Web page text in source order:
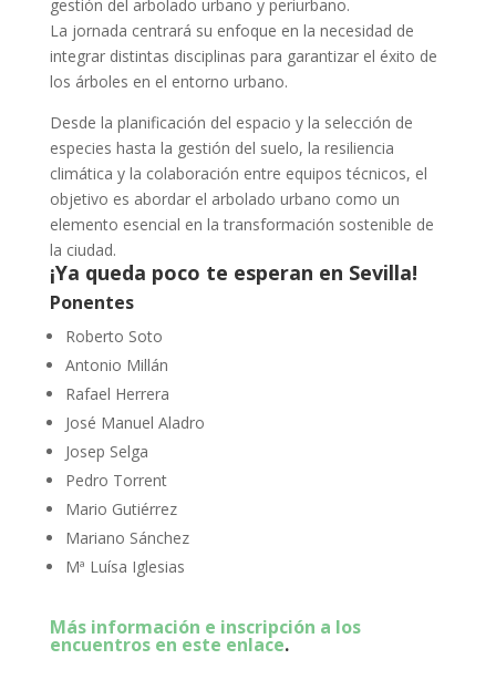
gestión del arbolado urbano y periurbano.
La jornada centrará su enfoque en la necesidad de
integrar distintas disciplinas para garantizar el éxito de
los árboles en el entorno urbano.
Desde la planificación del espacio y la selección de
especies hasta la gestión del suelo, la resiliencia
climática y la colaboración entre equipos técnicos, el
objetivo es abordar el arbolado urbano como un
elemento esencial en la transformación sostenible de
la ciudad.
¡Ya queda poco te esperan en Sevilla!
Ponentes
Roberto Soto
Antonio Millán
Rafael Herrera
José Manuel Aladro
Josep Selga
Pedro Torrent
Mario Gutiérrez
Mariano Sánchez
Mª Luísa Iglesias
Más información e inscripción a los
encuentros en este enlace.